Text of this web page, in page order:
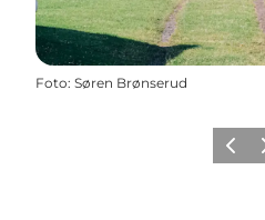
Foto: Søren Brønserud
Forrige